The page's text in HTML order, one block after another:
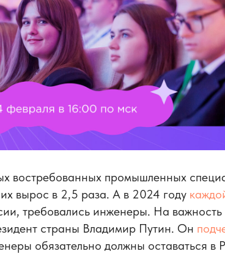
востребованных промышленных
вырос в 2,5 раза. А в 2024 году
требовались инженеры. На важность
страны Владимир Путин. Он
обязательно должны оставаться в